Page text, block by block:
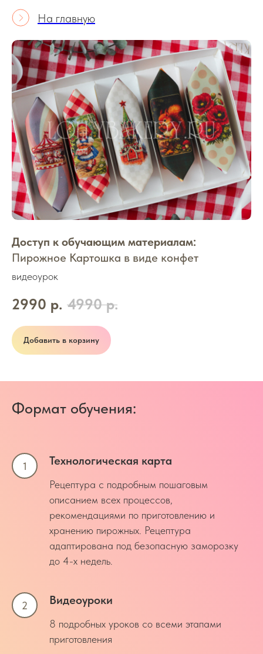
На главную
Доступ к обучающим материалам:
Пирожное Картошка в виде конфет
видеоурок
2990 р. 4990 р.
Добавить в корзину
Формат обучения:
Технологическая карта
Рецептура с подробным пошаговым
описанием всех процессов,
рекомендациями по приготовлению и
хранению пирожных. Рецептура
адаптирована под безопасную заморозку
до 4-х недель.
Видеоуроки
8 подробных уроков со всеми этапами
приготовления